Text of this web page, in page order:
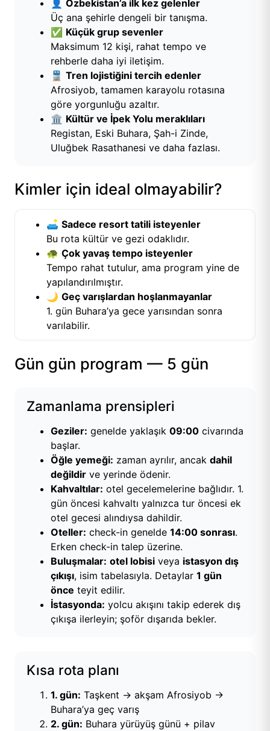
👤 Özbekistan’a ilk kez gelenler
Üç ana şehirle dengeli bir tanışma.
✅ Küçük grup sevenler
Maksimum 12 kişi, rahat tempo ve
rehberle daha iyi iletişim.
🚆 Tren lojistiğini tercih edenler
Afrosiyob, tamamen karayolu rotasına
göre yorgunluğu azaltır.
🏛️ Kültür ve İpek Yolu meraklıları
Registan, Eski Buhara, Şah-i Zinde,
Uluğbek Rasathanesi ve daha fazlası.
Kimler için ideal olmayabilir?
🛋️ Sadece resort tatili isteyenler
Bu rota kültür ve gezi odaklıdır.
🐢 Çok yavaş tempo isteyenler
Tempo rahat tutulur, ama program yine de
yapılandırılmıştır.
🌙 Geç varışlardan hoşlanmayanlar
1. gün Buhara’ya gece yarısından sonra
varılabilir.
Gün gün program — 5 gün
Zamanlama prensipleri
Geziler: genelde yaklaşık 09:00 civarında
başlar.
Öğle yemeği: zaman ayrılır, ancak dahil
değildir ve yerinde ödenir.
Kahvaltılar: otel gecelemelerine bağlıdır. 1.
gün öncesi kahvaltı yalnızca tur öncesi ek
otel gecesi alındıysa dahildir.
Oteller: check-in genelde 14:00 sonrası.
Erken check-in talep üzerine.
Buluşmalar: otel lobisi veya istasyon dış
çıkışı, isim tabelasıyla. Detaylar 1 gün
önce teyit edilir.
İstasyonda: yolcu akışını takip ederek dış
çıkışa ilerleyin; şoför dışarıda bekler.
Kısa rota planı
1. gün: Taşkent → akşam Afrosiyob →
Buhara’ya geç varış
2. gün: Buhara yürüyüş günü + pilav